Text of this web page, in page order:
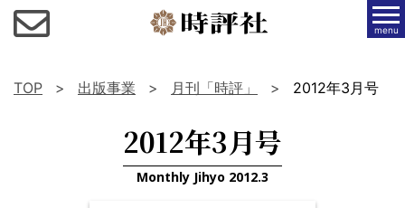
menu
TOP 出版事業 月刊「時評」 2012年3月号
2012年3月号
Monthly Jihyo 2012.3